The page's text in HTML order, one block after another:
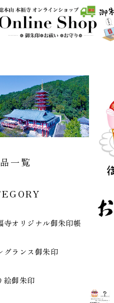
一覧
寺オリジナル御朱印帳
グランス御朱印
絵御朱印